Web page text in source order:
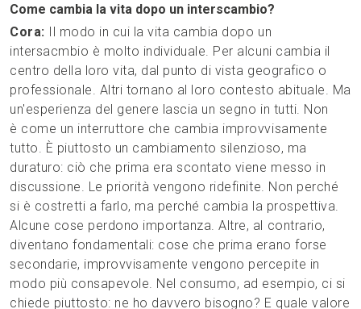
Come cambia la vita dopo un interscambio?
Cora:
Il modo in cui la vita cambia dopo un
intersacmbio è molto individuale. Per alcuni cambia il
centro della loro vita, dal punto di vista geografico o
professionale. Altri tornano al loro contesto abituale. Ma
un'esperienza del genere lascia un segno in tutti. Non
è come un interruttore che cambia improvvisamente
tutto. È piuttosto un cambiamento silenzioso, ma
duraturo: ciò che prima era scontato viene messo in
discussione. Le priorità vengono ridefinite. Non perché
si è costretti a farlo, ma perché cambia la prospettiva.
Alcune cose perdono importanza. Altre, al contrario,
diventano fondamentali: cose che prima erano forse
secondarie, improvvisamente vengono percepite in
modo più consapevole. Nel consumo, ad esempio, ci si
chiede piuttosto: ne ho davvero bisogno? E quale valore